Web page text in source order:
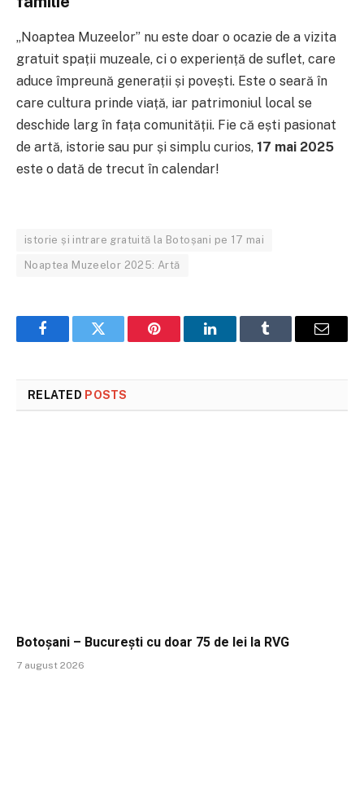
„Noaptea Muzeelor” nu este doar o ocazie de a vizita
gratuit spații muzeale, ci o experiență de suflet, care
aduce împreună generații și povești. Este o seară în
care cultura prinde viață, iar patrimoniul local se
deschide larg în fața comunității. Fie că ești pasionat
de artă, istorie sau pur și simplu curios, 17 mai 2025
este o dată de trecut în calendar!
istorie și intrare gratuită la Botoșani pe 17 mai
Noaptea Muzeelor 2025: Artă
FacebookTwitter Pinterest LinkedInTumblr Email
RELATED POSTS
Botoșani – București cu doar 75 de lei la RVG
7 august 2026